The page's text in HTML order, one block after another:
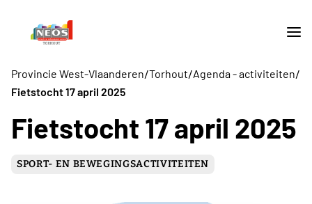
Provincie West-Vlaanderen/Torhout/Agenda - activiteiten/
Fietstocht 17 april 2025
Fietstocht 17 april 2025
SPORT- EN BEWEGINGSACTIVITEITEN